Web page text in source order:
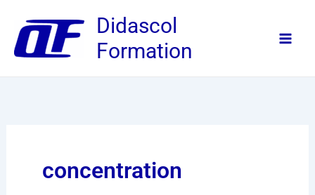
contenu
Didascol
Formation
concentration